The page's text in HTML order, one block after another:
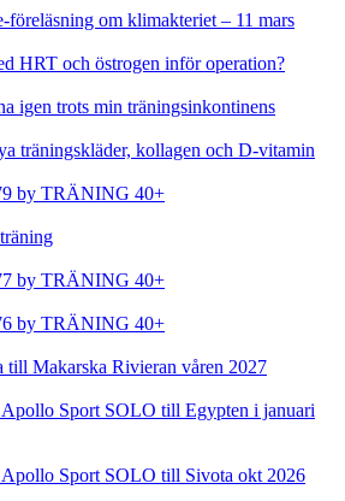
föreläsning om klimakteriet – 11 mars
HRT och östrogen inför operation?
igen trots min träningsinkontinens
träningskläder, kollagen och D-vitamin
by TRÄNING 40+
by TRÄNING 40+
by TRÄNING 40+
till Makarska Rivieran våren 2027
Apollo Sport SOLO till Egypten i januari
Apollo Sport SOLO till Sivota okt 2026